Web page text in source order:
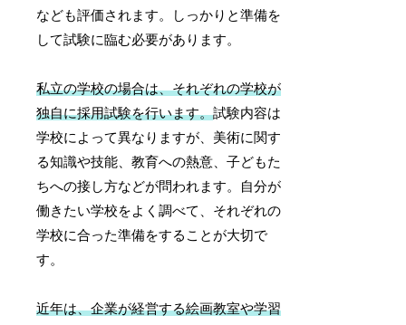
なども評価されます。しっかりと準備を
して試験に臨む必要があります。
私立の学校の場合は、それぞれの学校が
独自に採用試験を行います。試験内容は
学校によって異なりますが、美術に関す
る知識や技能、教育への熱意、子どもた
ちへの接し方などが問われます。自分が
働きたい学校をよく調べて、それぞれの
学校に合った準備をすることが大切で
す。
近年は、企業が経営する絵画教室や学習